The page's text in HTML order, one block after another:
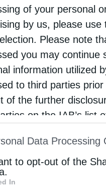
of your personal
by us, please
Please note
you may continue
information utilized
to third parties
of the further
on the IAB’s list
List of Downstream
parties.
Data Processing
to opt-out of the
In